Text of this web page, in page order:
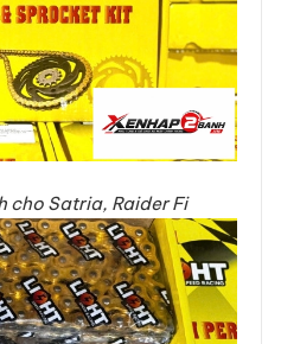
cho Satria, Raider Fi